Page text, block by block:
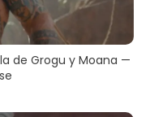
de Grogu y Moana —